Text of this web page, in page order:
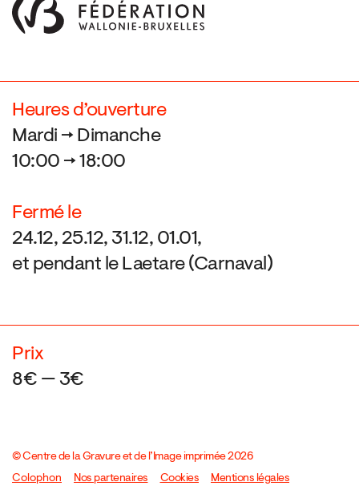
Heures d’ouverture
Mardi → Dimanche
10:00 → 18:00
Fermé le
24.12, 25.12, 31.12, 01.01,
et pendant le Laetare (Carnaval)
Prix
8€ — 3€
© Centre de la Gravure et de l’Image imprimée 2026
Colophon
Design:Marcel Kaczmarek, code:8080.studio
Nos partenaires Cookies Mentions légales